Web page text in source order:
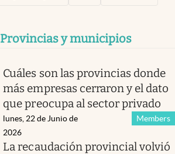
Provincias y municipios
Cuáles son las provincias donde
más empresas cerraron y el dato
que preocupa al sector privado
Members
lunes, 22 de Junio de
2026
La recaudación provincial volvió